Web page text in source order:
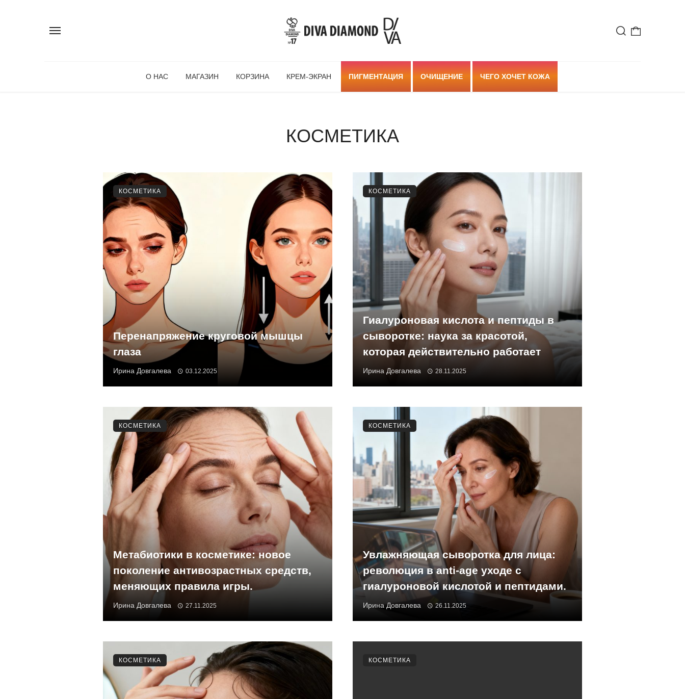
О НАС МАГАЗИН КОРЗИНА КРЕМ-ЭКРАН ПИГМЕНТАЦИЯ ОЧИЩЕНИЕ ЧЕГО ХОЧЕТ КОЖА
КОСМЕТИКА
Перенапряжение круговой мышцы
глаза
Ирина Довгалева 03.12.2025
КОСМЕТИКА
Гиалуроновая кислота и пептиды в
сыворотке: наука за красотой,
которая действительно работает
Ирина Довгалева 28.11.2025
КОСМЕТИКА
Метабиотики в косметике: новое
поколение антивозрастных средств,
меняющих правила игры.
Ирина Довгалева 27.11.2025
КОСМЕТИКА
Увлажняющая сыворотка для лица:
революция в anti-age уходе с
гиалуроновой кислотой и пептидами.
Ирина Довгалева 26.11.2025
КОСМЕТИКА
КОСМЕТИКА КОСМЕТИКА